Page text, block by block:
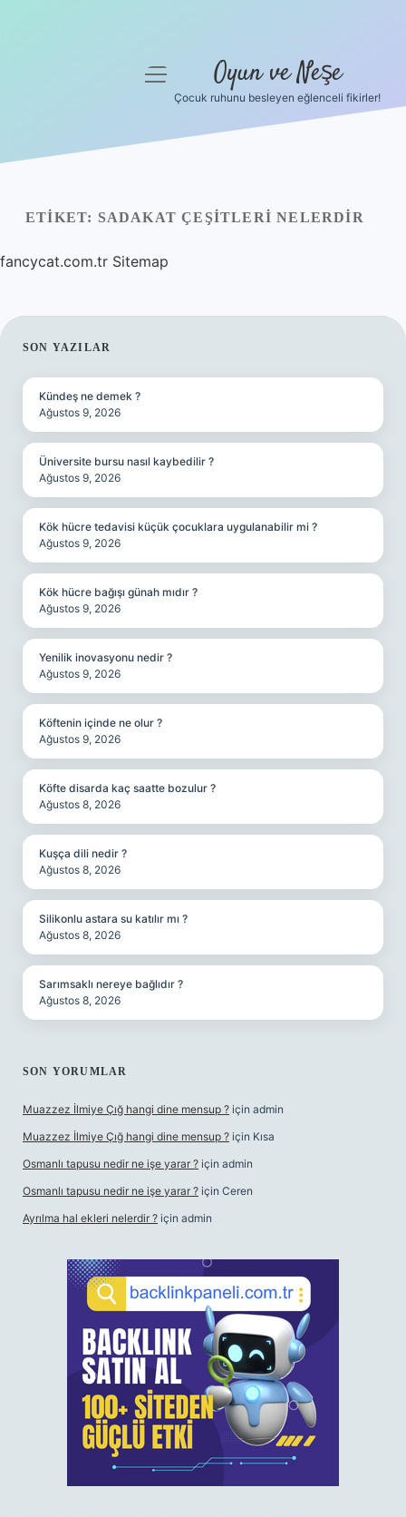
Yasal Uyarı
Hakkımızda
menüyü
Oyun ve Neşe
Çocuk ruhunu besleyen eğlenceli fikirler!
ETIKET: SADAKAT ÇEŞITLERI NELERDIR
fancycat.com.tr Sitemap
SIDEBAR
SON YAZILAR
Kündeş ne demek ?
Ağustos 9, 2026
Üniversite bursu nasıl kaybedilir ?
Ağustos 9, 2026
Kök hücre tedavisi küçük çocuklara uygulanabilir mi ?
Ağustos 9, 2026
Kök hücre bağışı günah mıdır ?
Ağustos 9, 2026
Yenilik inovasyonu nedir ?
Ağustos 9, 2026
Köftenin içinde ne olur ?
Ağustos 9, 2026
Köfte disarda kaç saatte bozulur ?
Ağustos 8, 2026
Kuşça dili nedir ?
Ağustos 8, 2026
Silikonlu astara su katılır mı ?
Ağustos 8, 2026
Sarımsaklı nereye bağlıdır ?
Ağustos 8, 2026
SON YORUMLAR
Muazzez İlmiye Çığ hangi dine mensup ? için admin
Muazzez İlmiye Çığ hangi dine mensup ? için Kısa
Osmanlı tapusu nedir ne işe yarar ? için admin
Osmanlı tapusu nedir ne işe yarar ? için Ceren
Ayrılma hal ekleri nelerdir ? için admin